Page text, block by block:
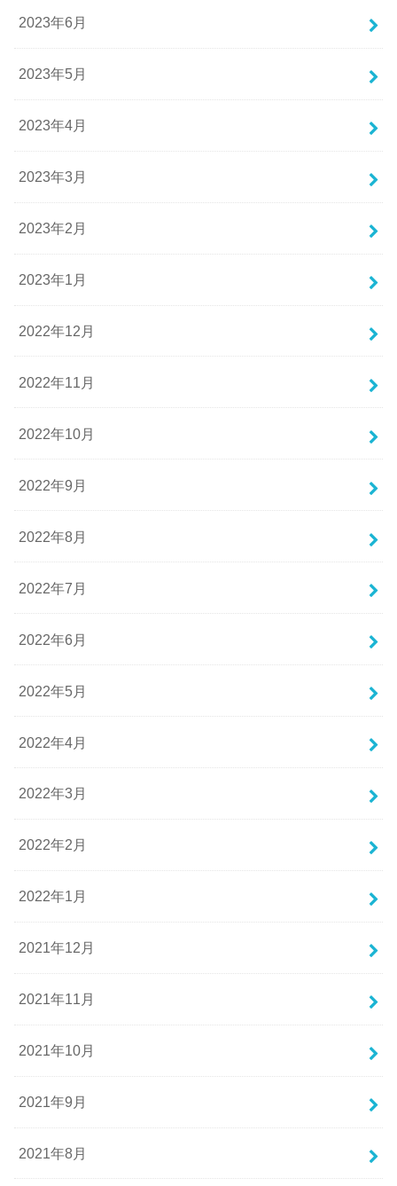
2023年6月
2023年5月
2023年4月
2023年3月
2023年2月
2023年1月
2022年12月
2022年11月
2022年10月
2022年9月
2022年8月
2022年7月
2022年6月
2022年5月
2022年4月
2022年3月
2022年2月
2022年1月
2021年12月
2021年11月
2021年10月
2021年9月
2021年8月